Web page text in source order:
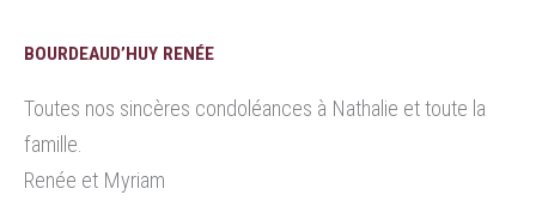
BOURDEAUD’HUY RENÉE
Toutes nos sincères condoléances à Nathalie et toute la
famille.
Renée et Myriam